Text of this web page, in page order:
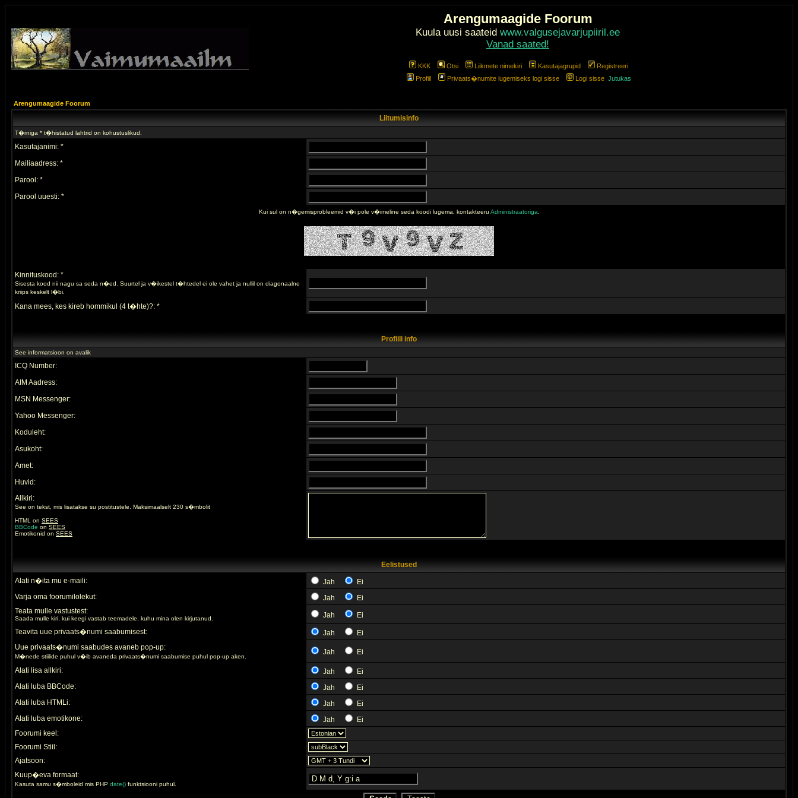
Arengumaagide Foorum
Kuula uusi saateid www.valgusejavarjupiiril.ee
Vanad saated!
KKK Otsi Liikmete nimekiri Kasutajagrupid
Registreeri
Profiil
Privaats�numite lugemiseks logi sisse Logi sisse Jutukas
Arengumaagide Foorum
Liitumisinfo
T�rniga * t�histatud lahtrid on kohustuslikud.
Kasutajanimi: *
Mailiaadress: *
Parool: *
Parool uuesti: *
Kui sul on n�gemisprobleemid v�i pole v�imeline seda koodi lugema, kontakteeru Administraatoriga
Kinnituskood: *
Sisesta kood nii nagu sa seda n�ed. Suurtel ja v�ikestel t�htedel ei ole vahet ja nullil on diagonaalne
kriips keskelt l�bi.
Kana mees, kes kireb hommikul (4 t�hte)?: *
Profiili info
See informatsioon on avalik
ICQ Number:
AIM Aadress:
MSN Messenger:
Yahoo Messenger:
Koduleht:
Asukoht:
Amet:
Huvid:
Allkiri:
See on tekst, mis lisatakse su postitustele. Maksimaalselt 230 s�mbolit
HTML on SEES
BBCode on SEES
Emotikonid on SEES
Eelistused
Alati n�ita mu e-maili:
Jah
Ei
Varja oma foorumilolekut:
Jah
Ei
Teata mulle vastustest:
Saada mulle kiri, kui keegi vastab teemadele, kuhu mina olen kirjutanud. Jah
Ei
Teavita uue privaats�numi saabumisest:
Jah
Ei
Uue privaats�numi saabudes avaneb pop-up:
M�nede stiilide puhul v�ib avaneda privaats�numi saabumise puhul pop-up aken.
Jah Ei
Alati lisa allkiri: Jah
Ei
Alati luba BBCode:
Jah
Ei
Alati luba HTMLi:
Jah
Ei
Alati luba emotikone:
Jah
Ei
Foorumi keel:
Foorumi Stiil:
Ajatsoon:
Kuup�eva formaat:
Kasuta samu s�mboleid mis PHP date() funktsiooni puhul.